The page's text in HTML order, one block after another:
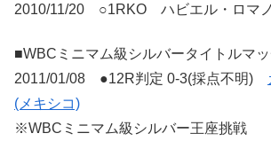
2010/11/20 ○1RKO ハビエル・ロマ
■WBCミニマム級シルバータイトルマ
2011/01/08 ●12R判定 0-3(採点不明)
(メキシコ)
※WBCミニマム級シルバー王座挑戦